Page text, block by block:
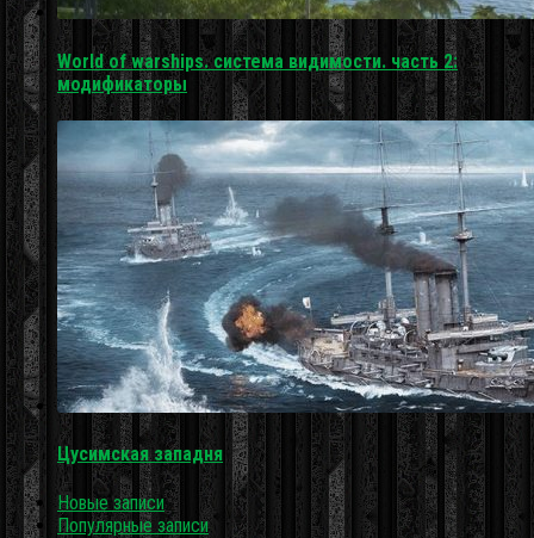
World of warships. система видимости. часть 2:
модификаторы
Цусимская западня
Новые записи
Популярные записи